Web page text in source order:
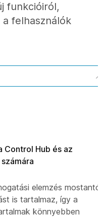
funkcióiról,
felhasználók
Hub és az
elemzés mostantól
is tartalmaz, így a
könnyebben